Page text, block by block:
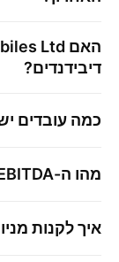
האם Ltd.
דיבידנדים?
כמה עובדים
מהו ה-EBITDA של
איך לקנות